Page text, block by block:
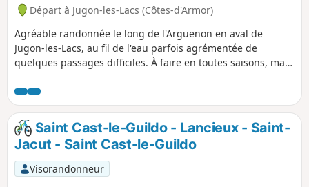
Départ à Jugon-les-Lacs (Côtes-d'Armor)
Agréable randonnée le long de l'Arguenon en aval de
Jugon-les-Lacs, au fil de l'eau parfois agrémentée de
quelques passages difficiles. À faire en toutes saisons, mais
Saint Cast-le-Guildo - Lancieux - Saint-
Jacut - Saint Cast-le-Guildo
Visorandonneur